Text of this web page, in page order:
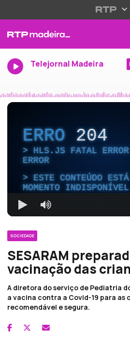
Telejornal Madeira
ERRO204
HLS.JS FATAL
ERROR
ESTE CONTEÚDO
MOMENTO INDISPONÍVEL
SOCIEDADE
SESARAM
vacinação das
A diretora do serviço de Pediatria
a vacina contra a Covid-19 para as
recomendável e segura.